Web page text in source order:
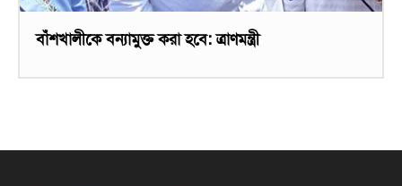
বাঁশখালীকে বন্যামুক্ত করা হবে: ত্রাণমন্ত্রী